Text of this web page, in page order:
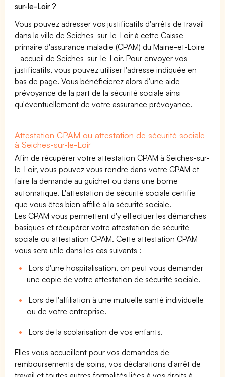
sur-le-Loir ?
Vous pouvez adresser vos justificatifs d'arrêts de travail
dans la ville de Seiches-sur-le-Loir à cette Caisse
primaire d'assurance maladie (CPAM) du Maine-et-Loire
- accueil de Seiches-sur-le-Loir. Pour envoyer vos
justificatifs, vous pouvez utiliser l'adresse indiquée en
bas de page. Vous bénéficierez alors d'une aide
prévoyance de la part de la sécurité sociale ainsi
qu'éventuellement de votre assurance prévoyance.
Attestation CPAM ou attestation de sécurité sociale
à Seiches-sur-le-Loir
Afin de récupérer votre attestation CPAM à Seiches-sur-
le-Loir, vous pouvez vous rendre dans votre CPAM et
faire la demande au guichet ou dans une borne
automatique. L'attestation de sécurité sociale certifie
que vous êtes bien affilié à la sécurité sociale.
Les CPAM vous permettent d'y effectuer les démarches
basiques et récupérer votre attestation de sécurité
sociale ou attestation CPAM. Cette attestation CPAM
vous sera utile dans les cas suivants :
Lors d'une hospitalisation, on peut vous demander
une copie de votre attestation de sécurité sociale.
Lors de l'affiliation à une mutuelle santé individuelle
ou de votre entreprise.
Lors de la scolarisation de vos enfants.
Elles vous accueillent pour vos demandes de
remboursements de soins, vos déclarations d'arrêt de